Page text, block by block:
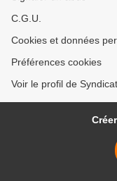
C.G.U.
Cookies et données
Préférences cookies
Voir le profil de